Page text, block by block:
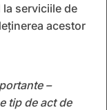
la serviciile de
acestor
–
tip de act de